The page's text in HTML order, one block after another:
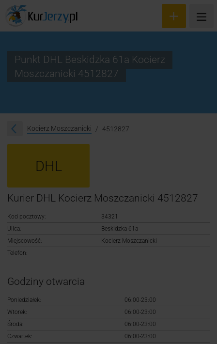
Śledzenie przesyłki
Logowanie
Punkt DHL Beskidzka 61a Kocierz
Moszczanicki 4512827
Kocierz Moszczanicki 4512827
DHL
Kurier DHL Kocierz Moszczanicki 4512827
Kod pocztowy:
34321
Ulica:
Beskidzka 61a
Miejscowość:
Kocierz Moszczanicki
Telefon:
Godziny otwarcia
Poniedziałek:
06:00-23:00
Wtorek:
06:00-23:00
Środa:
06:00-23:00
Czwartek:
06:00-23:00